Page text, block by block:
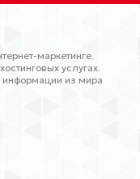
маркетинге.
услугах.
информации из мира